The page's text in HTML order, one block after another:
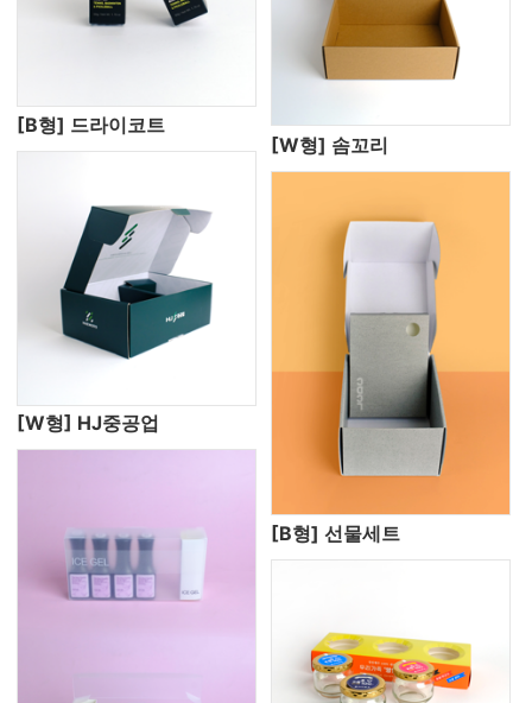
[B형] 드라이코트
[W형] 솜꼬리
[W형] HJ중공업
[B형] 선물세트